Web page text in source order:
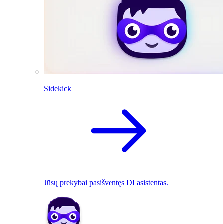
Sidekick
Jūsų prekybai pasišventęs DI asistentas.